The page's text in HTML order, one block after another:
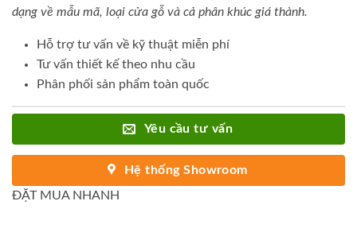
dạng về mẫu mã, loại cửa gỗ và cả phân khúc giá thành.
Hỗ trợ tư vấn về kỹ thuật miễn phí
Tư vấn thiết kế theo nhu cầu
Phân phối sản phẩm toàn quốc
Yêu cầu tư vấn
Hệ thống Showroom
ĐẶT MUA NHANH